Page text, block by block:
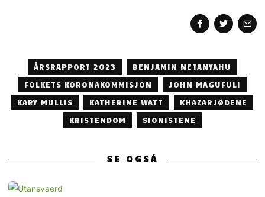
ÅRSRAPPORT 2023
BENJAMIN NETANYAHU
FOLKETS KORONAKOMMISJON
JOHN MAGUFULI
KARY MULLIS
KATHERINE WATT
KHAZARJØDENE
KRISTENDOM
SIONISTENE
SE OGSÅ